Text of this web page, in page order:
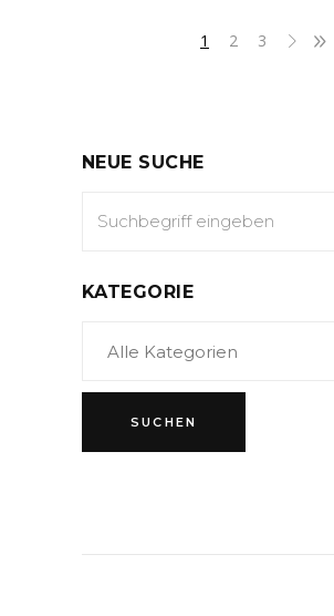
1 2 3
NEUE SUCHE
KATEGORIE